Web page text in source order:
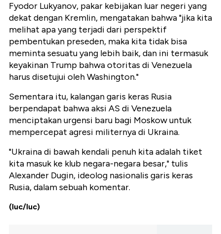
Fyodor Lukyanov, pakar kebijakan luar negeri yang
dekat dengan Kremlin, mengatakan bahwa "jika kita
melihat apa yang terjadi dari perspektif
pembentukan preseden, maka kita tidak bisa
meminta sesuatu yang lebih baik, dan ini termasuk
keyakinan Trump bahwa otoritas di Venezuela
harus disetujui oleh Washington."
Sementara itu, kalangan garis keras Rusia
berpendapat bahwa aksi AS di Venezuela
menciptakan urgensi baru bagi Moskow untuk
mempercepat agresi militernya di Ukraina.
"Ukraina di bawah kendali penuh kita adalah tiket
kita masuk ke klub negara-negara besar," tulis
Alexander Dugin, ideolog nasionalis garis keras
Rusia, dalam sebuah komentar.
(luc/luc)